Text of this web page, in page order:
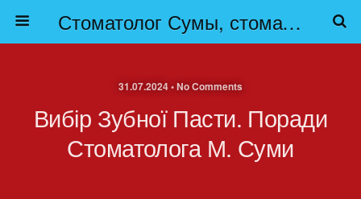
Стоматолог Сумы, стоматологические клиники Сумы, детская стоматология в Сумах. | Частная стоматология Сумы
31.07.2024 • No Comments
Вибір Зубної Пасти. Поради
Стоматолога М. Суми